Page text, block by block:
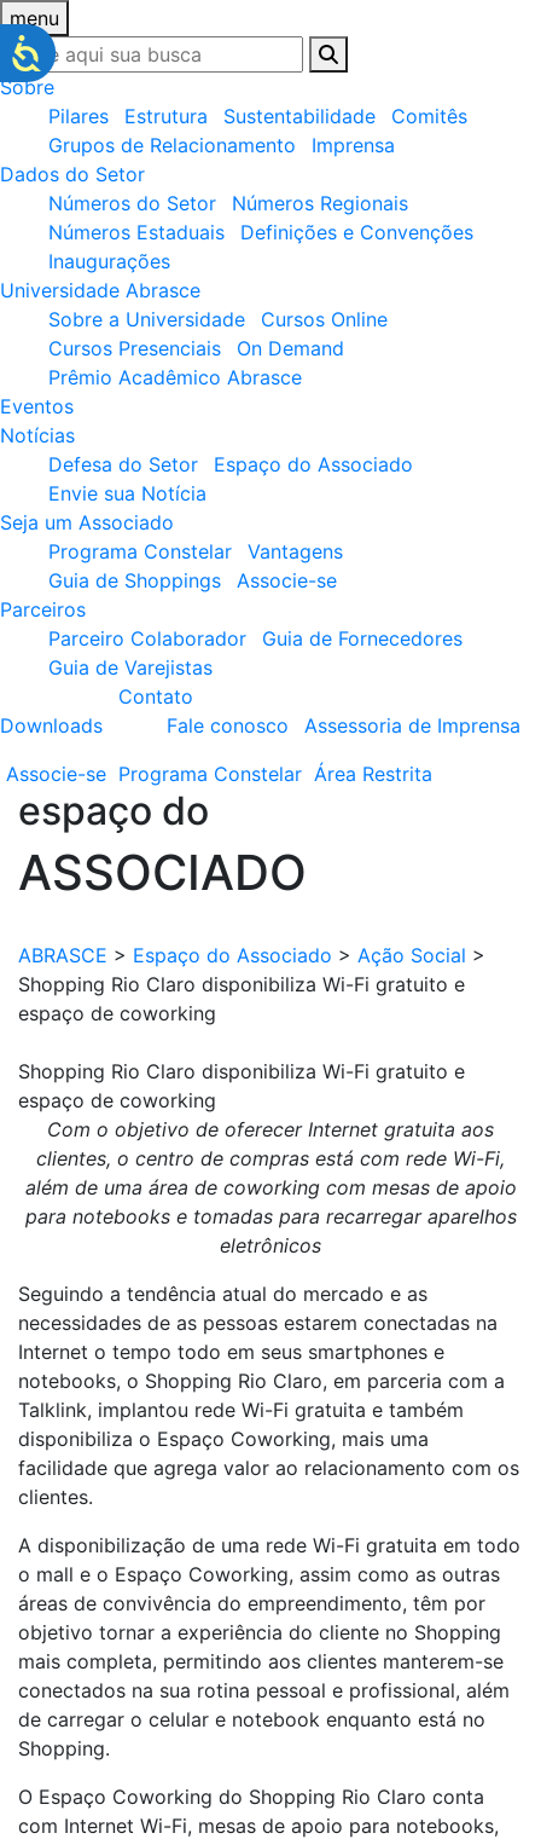
menu
Sobre
Pilares
Estrutura Sustentabilidade
Comitês
Grupos de Relacionamento
Imprensa
Dados do Setor
Números do Setor
Números Regionais
Números Estaduais
Definições e Convenções
Inaugurações
Universidade Abrasce
Sobre a Universidade
Cursos Online
Cursos Presenciais
On Demand
Prêmio Acadêmico Abrasce
Eventos
Notícias
Defesa do Setor
Espaço do Associado
Envie sua Notícia
Seja um Associado
Programa Constelar
Vantagens
Guia de Shoppings
Associe-se
Parceiros
Parceiro Colaborador
Guia de Fornecedores
Guia de Varejistas
Downloads
Contato
Fale conosco
Assessoria de Imprensa
Associe-se Programa Constelar Área Restrita
espaço do
ASSOCIADO
ABRASCE > Espaço do Associado > Ação Social >
Shopping Rio Claro disponibiliza Wi-Fi gratuito e
espaço de coworking
Shopping Rio Claro disponibiliza Wi-Fi gratuito e
espaço de coworking
Com o objetivo de oferecer Internet gratuita aos
clientes, o centro de compras está com rede Wi-Fi,
além de uma área de coworking com mesas de apoio
para notebooks e tomadas para recarregar aparelhos
eletrônicos
Seguindo a tendência atual do mercado e as
necessidades de as pessoas estarem conectadas na
Internet o tempo todo em seus smartphones e
notebooks, o Shopping Rio Claro, em parceria com a
Talklink, implantou rede Wi-Fi gratuita e também
disponibiliza o Espaço Coworking, mais uma
facilidade que agrega valor ao relacionamento com os
clientes.
A disponibilização de uma rede Wi-Fi gratuita em todo
o mall e o Espaço Coworking, assim como as outras
áreas de convivência do empreendimento, têm por
objetivo tornar a experiência do cliente no Shopping
mais completa, permitindo aos clientes manterem-se
conectados na sua rotina pessoal e profissional, além
de carregar o celular e notebook enquanto está no
Shopping.
O Espaço Coworking do Shopping Rio Claro conta
com Internet Wi-Fi, mesas de apoio para notebooks,